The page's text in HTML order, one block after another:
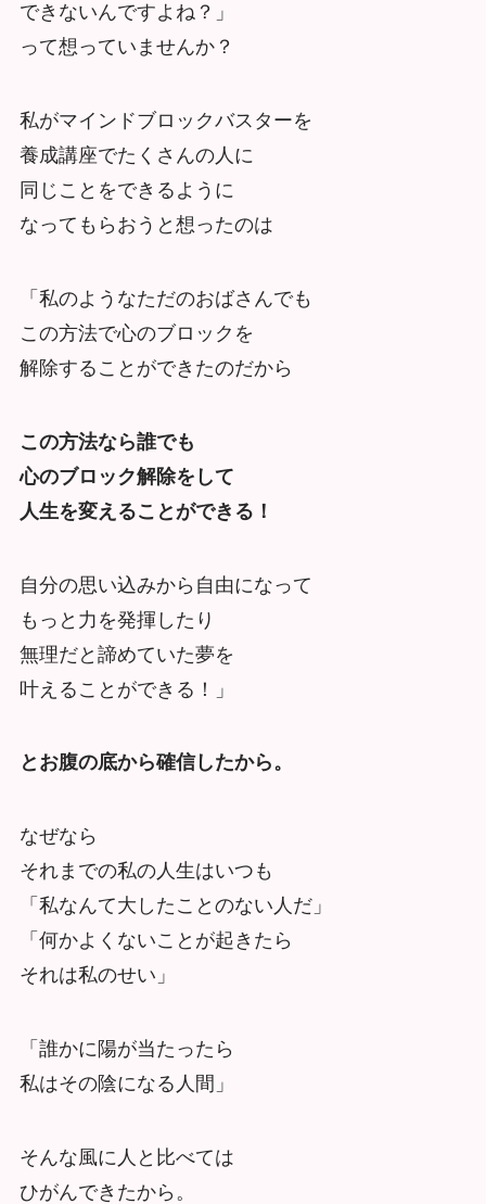
できないんですよね？」
って想っていませんか？
私がマインドブロックバスターを
養成講座でたくさんの人に
同じことをできるように
なってもらおうと想ったのは
「私のようなただのおばさんでも
この方法で心のブロックを
解除することができたのだから
この方法なら誰でも
心のブロック解除をして
人生を変えることができる！
自分の思い込みから自由になって
もっと力を発揮したり
無理だと諦めていた夢を
叶えることができる！」
とお腹の底から確信したから。
なぜなら
それまでの私の人生はいつも
「私なんて大したことのない人だ」
「何かよくないことが起きたら
それは私のせい」
「誰かに陽が当たったら
私はその陰になる人間」
そんな風に人と比べては
ひがんできたから。